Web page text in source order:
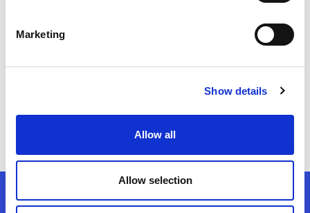
Marketing
Show details
Allow all
Allow selection
最終出荷日：2025年12月25日(木)